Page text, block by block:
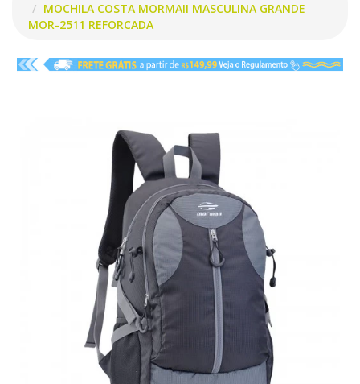
MOCHILA COSTA MORMAII MASCULINA GRANDE
MOR-2511 REFORCADA